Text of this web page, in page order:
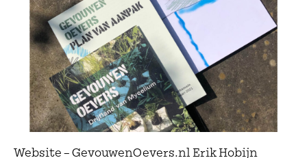
Website – GevouwenOevers.nl Erik Hobijn